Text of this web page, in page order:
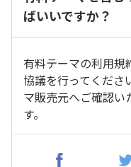
ばいいですか？
有料テーマの利用規
協議を行ってくださ
マ販売元へご確認い
す。